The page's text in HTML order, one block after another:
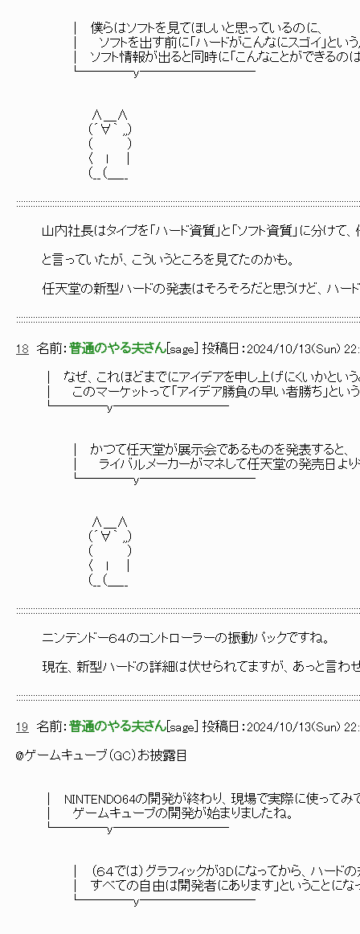
│ 僕らはソフトを見てほしいと思っているのに、
│ ソフトを出す前に「ハードがこんなにスゴイ」という広
│ ソフト情報が出ると同時に「こんなことができるのは、
└────y─────────
∧＿∧
（´∀｀ ,,）
（ ）
〈 ｌ ｜
（__（＿__
山内社長はタイプを「ハード資質」と「ソフト資質」に分けて
と言っていたが、こういうところを見てたのかも。
任天堂の新型ハードの発表はそろそろだと思うけど、ハード
18 名前： 普通のやる夫さん sage ] 投稿日： 2024/10/13(Sun)
│ なぜ、これほどまでにアイデアを申し上げにくいかという
│ このマーケットって「アイデア勝負の早い者勝ち」とい
└────y─────────
│ かつて任天堂が展示会であるものを発表すると、
│ ライバルメーカーがマネして任天堂の発売日よりも早
└────y─────────
∧＿∧
（´∀｀ ,,）
（ ）
〈 ｌ ｜
（__（＿__
ニンテンドー６４のコントローラーの振動パックですね。
現在、新型ハードの詳細は伏せられてますが、あっと言わせ
19 名前： 普通のやる夫さん sage ] 投稿日： 2024/10/13(Sun)
@ゲームキューブ（GC）お披露目
│ NINTENDO64の開発が終わり、現場で実際に使ってみて
│ ゲームキューブの開発が始まりましたね。
└────y─────────
│ （６４では）グラフィックが3Dになってから、ハードの
│ すべての自由は開発者にあります」ということになっ
└────y─────────